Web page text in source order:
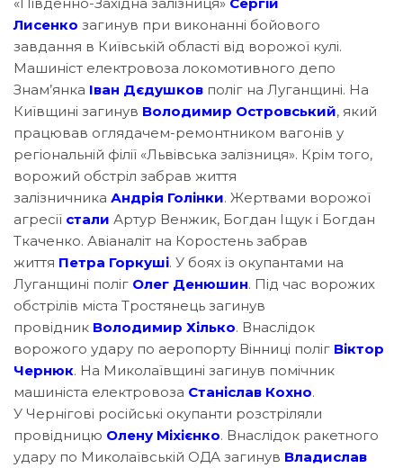
Лисенко загинув при виконанні бойового
завдання в Київській області від ворожої кулі.
Машиніст електровоза локомотивного депо
Знам’янка Іван Дєдушков поліг на Луганщині. На
Київщині загинув Володимир Островський, який
працював оглядачем-ремонтником вагонів у
регіональній філії «Львівська залізниця». Крім того,
ворожий обстріл забрав життя
залізничника Андрія Голінки. Жертвами ворожої
агресії стали Артур Венжик, Богдан Іщук і Богдан
Ткаченко. Авіаналіт на Коростень забрав
життя Петра Горкуші. У боях із окупантами на
Луганщині поліг Олег Денюшин. Під час ворожих
обстрілів міста Тростянець загинув
провідник Володимир Хілько. Внаслідок
ворожого удару по аеропорту Вінниці поліг Віктор
Чернюк. На Миколаївщині загинув помічник
машиніста електровоза Станіслав Кохно.
У Чернігові російські окупанти розстріляли
провідницю Олену Міхієнко. Внаслідок ракетного
удару по Миколаївській ОДА загинув Владислав